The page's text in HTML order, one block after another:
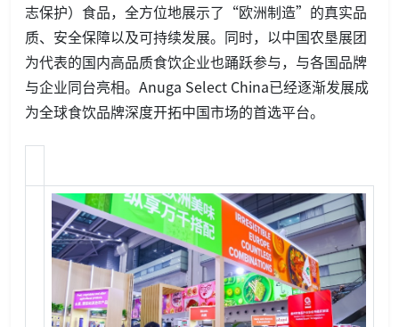
志保护）食品，全方位地展示了“欧洲制造”的真实品
质、安全保障以及可持续发展。同时，以中国农垦展团
为代表的国内高品质食饮企业也踊跃参与，与各国品牌
与企业同台亮相。Anuga Select China已经逐渐发展成
为全球食饮品牌深度开拓中国市场的首选平台。